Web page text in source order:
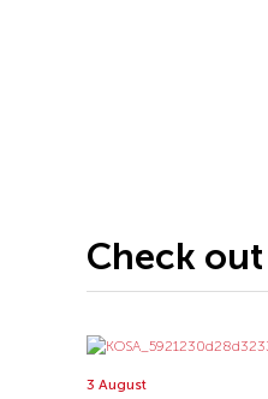
Check
3 August